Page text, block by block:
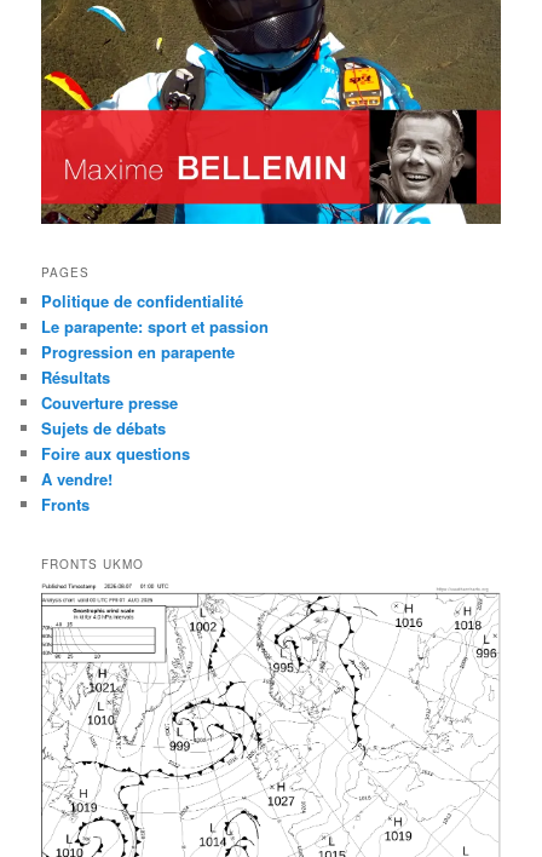
PAGES
Politique de confidentialité
Le parapente: sport et passion
Progression en parapente
Résultats
Couverture presse
Sujets de débats
Foire aux questions
A vendre!
Fronts
FRONTS UKMO